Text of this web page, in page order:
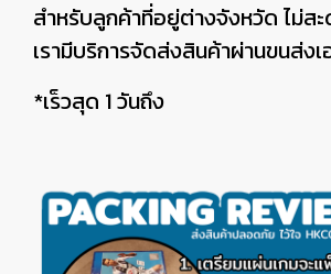
สำหรับลูกค้าที่อยู่ต่างจังหวัด ไม่สะ
เรามีบริการจัดส่งสินค้าผ่านขนส่ง
*เร็วสุด 1 วันถึง